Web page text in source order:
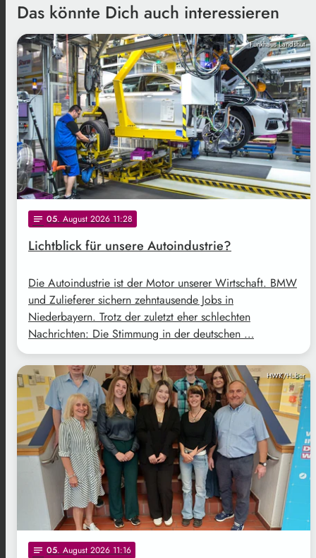
Das könnte Dich auch interessieren
Funkhaus Landshut
notes 05. August 2026 11:28
Lichtblick für unsere Autoindustrie?
Die Autoindustrie ist der Motor unserer Wirtschaft. BMW
und Zulieferer sichern zehntausende Jobs in
Niederbayern. Trotz der zuletzt eher schlechten
Nachrichten: Die Stimmung in der deutschen …
HWK/Huber
notes 05. August 2026 11:16